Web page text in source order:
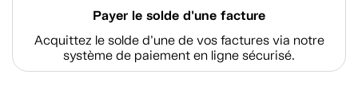
Payer le solde d'une facture
Acquittez le solde d’une de vos factures via notre
système de paiement en ligne sécurisé.